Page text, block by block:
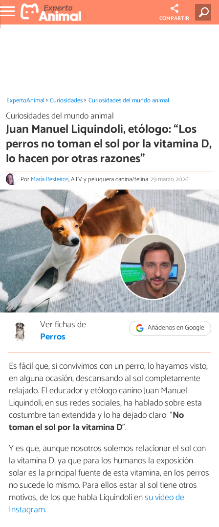
COMPARTIR
ExpertoAnimal Curiosidades Curiosidades del mundo animal
Curiosidades del mundo animal
Juan Manuel Liquindoli, etólogo: “Los
perros no toman el sol por la vitamina D,
lo hacen por otras razones”
PorMaría Besteiros, ATV y peluquera canina/felina.29 marzo 2026
Añádenos en Google
Ver fichas de
Perros
Es fácil que, si convivimos con un perro, lo hayamos visto,
en alguna ocasión, descansando al sol completamente
relajado. El educador y etólogo canino Juan Manuel
Liquindoli, en sus redes sociales, ha hablado sobre esta
costumbre tan extendida y lo ha dejado claro: “No
toman el sol por la vitamina D”.
Y es que, aunque nosotros solemos relacionar el sol con
la vitamina D, ya que para los humanos la exposición
solar es la principal fuente de esta vitamina, en los perros
no sucede lo mismo. Para ellos estar al sol tiene otros
motivos, de los que habla Liquindoli ensu vídeo de
Instagram.